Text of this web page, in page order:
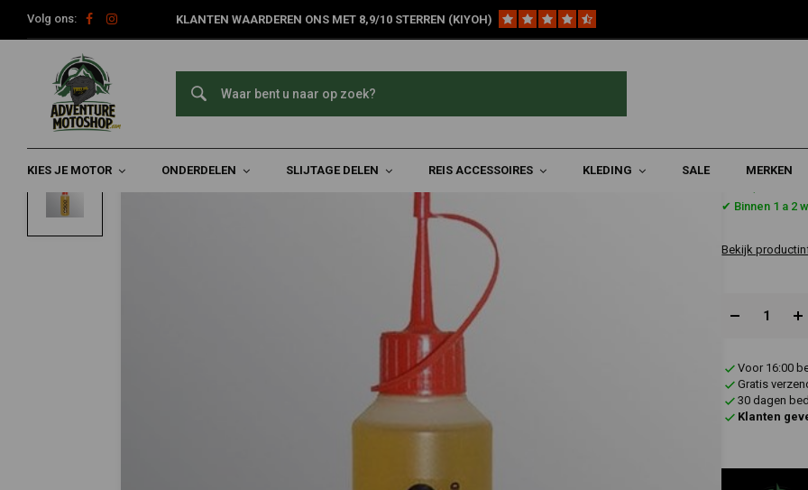
Volg ons: KLANTEN WAARDEREN ONS MET 8,9/10 STERREN (KIYOH)
KIES JE MOTOR ONDERDELEN SLIJTAGE DELEN REIS ACCESSOIRES KLEDING SALE MERKEN
Home Slijtage Delen Ketting & Toebehoren Kettingsmeringsysteem Navulolie 100ml
OSCO
Navulolie 100ml
0/5 (0 reviews)
€8,94
✔ Binnen 1 a 2
Bekijk
Voor 16:00
Gratis
30 dagen
Klanten